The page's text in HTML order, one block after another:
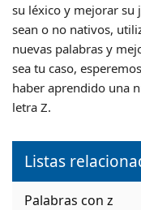
su léxico y mejorar su
sean o no nativos,
nuevas palabras y
sea tu caso,
haber aprendido una
letra Z.
Listas
Palabras con z